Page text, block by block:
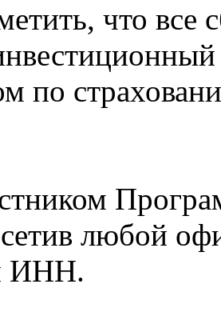
что все
по
любой
ИНН.